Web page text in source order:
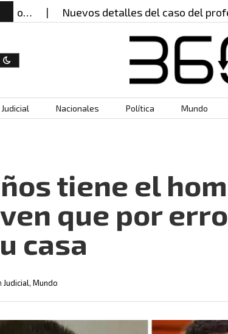
Nuevos detalles del caso del
Judicial Nacionales Política Mundo
tiene el
que por
casa
Judicial, Mundo